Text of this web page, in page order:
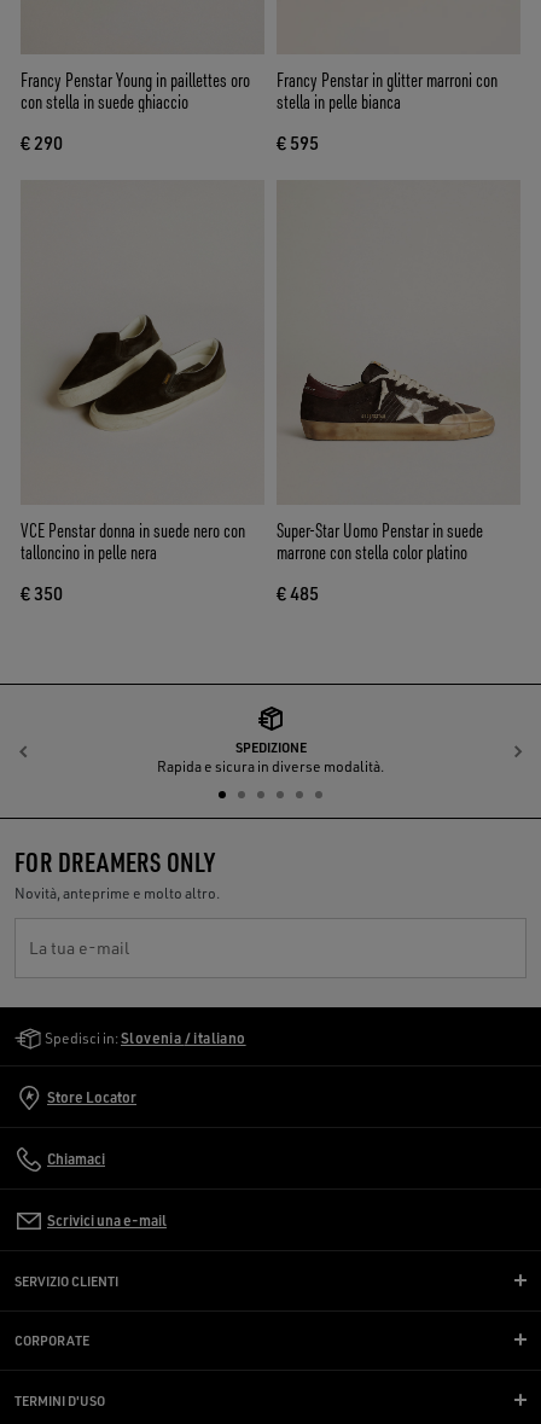
Francy Penstar Young in paillettes oro
con stella in suede ghiaccio
€ 290
Francy Penstar in glitter marroni con
stella in pelle bianca
€ 595
VCE Penstar donna in suede nero con
talloncino in pelle nera
€ 350
Super-Star Uomo Penstar in suede
marrone con stella color platino
€ 485
SPEDIZIONE
Rapida e sicura in diverse modalità.
Indietro
FOR DREAMERS ONLY
Novità, anteprime e molto altro.
La tua e-mail
Spedisci in: Slovenia / italiano
Store Locator
Chiamaci
Scrivici una e-mail
SERVIZIO CLIENTI
CORPORATE
TERMINI D'USO